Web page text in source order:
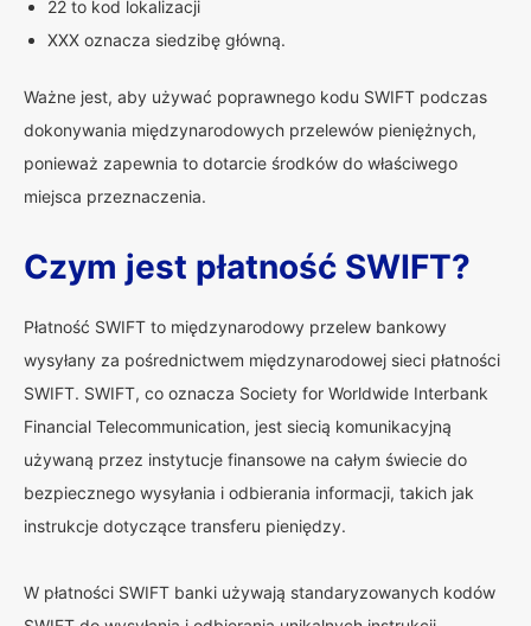
22 to kod lokalizacji
XXX oznacza siedzibę główną.
Ważne jest, aby używać poprawnego kodu SWIFT podczas
dokonywania międzynarodowych przelewów pieniężnych,
ponieważ zapewnia to dotarcie środków do właściwego
miejsca przeznaczenia.
Czym jest płatność SWIFT?
Płatność SWIFT to międzynarodowy przelew bankowy
wysyłany za pośrednictwem międzynarodowej sieci płatności
SWIFT. SWIFT, co oznacza Society for Worldwide Interbank
Financial Telecommunication, jest siecią komunikacyjną
używaną przez instytucje finansowe na całym świecie do
bezpiecznego wysyłania i odbierania informacji, takich jak
instrukcje dotyczące transferu pieniędzy.
W płatności SWIFT banki używają standaryzowanych kodów